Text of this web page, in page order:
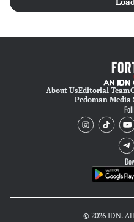
About UsEditorial Team
Pedoman Media
© 2026 IDN.